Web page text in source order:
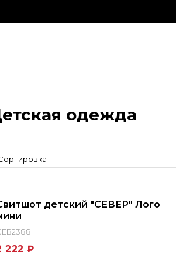
одежда
детский "СЕВЕР" Лого
222 ₽